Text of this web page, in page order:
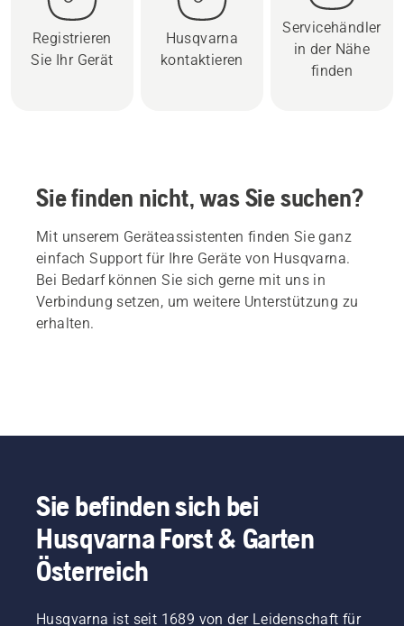
Registrieren
Sie Ihr Gerät
Husqvarna
kontaktieren
Servicehändler
in der Nähe
finden
Sie finden nicht, was Sie suchen?
Mit unserem Geräteassistenten finden Sie ganz
einfach Support für Ihre Geräte von Husqvarna.
Bei Bedarf können Sie sich gerne mit uns in
Verbindung setzen, um weitere Unterstützung zu
erhalten.
Sie befinden sich bei
Husqvarna Forst & Garten
Österreich
Husqvarna ist seit 1689 von der Leidenschaft für